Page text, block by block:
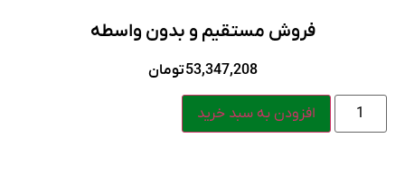
فروش مستقیم و بدون واسطه
53,347,208تومان
افزودن به سبد خرید